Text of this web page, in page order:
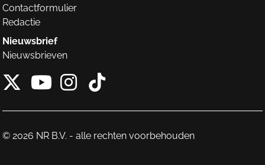
Contactformulier
Redactie
Nieuwsbrief
Nieuwsbrieven
X van NieuwRechts
Instagram van
Tiktok van
© 2026 NR B.V. - alle rechten voorbehouden